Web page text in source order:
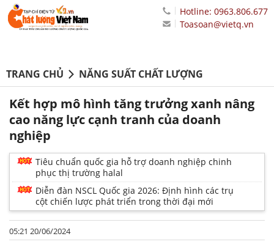
Hotline: 0963.806.677
Toasoan@vietq.vn
TRANG CHỦ NĂNG SUẤT CHẤT LƯỢNG
Kết hợp mô hình tăng trưởng xanh nâng
cao năng lực cạnh tranh của doanh
nghiệp
Tiêu chuẩn quốc gia hỗ trợ doanh nghiệp chinh
phục thị trường halal
Diễn đàn NSCL Quốc gia 2026: Định hình các trụ
cột chiến lược phát triển trong thời đại mới
05:21 20/06/2024